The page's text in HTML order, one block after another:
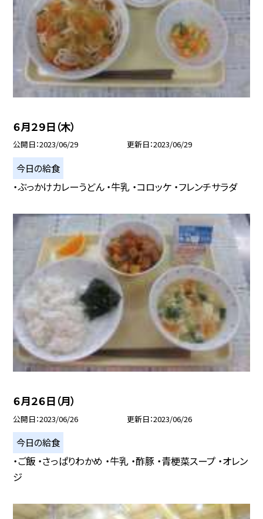
６月２９日（木）
公開日 2023/06/29 更新日 2023/06/29
今日の給食
・ぶっかけカレーうどん ・牛乳 ・コロッケ ・フレンチサラダ
６月２６日（月）
公開日 2023/06/26 更新日 2023/06/26
今日の給食
・ご飯 ・さっぱりわかめ ・牛乳 ・酢豚 ・青梗菜スープ ・オレン
ジ